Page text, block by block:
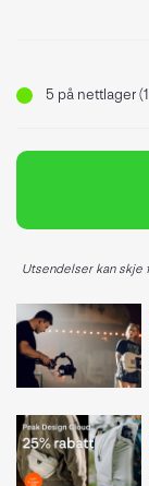
5 på nettlager
Utsendelser kan skje